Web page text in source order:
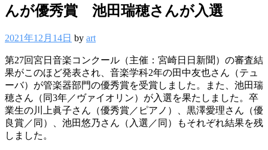
んが優秀賞 池田瑞穂さんが入選
2021年12月14日 by art
第27回宮日音楽コンクール（主催：宮崎日日新聞）の審査結
果がこのほど発表され、音楽学科2年の田中友也さん（テュ
ーバ）が管楽器部門の優秀賞を受賞しました。また、池田瑞
穂さん（同3年／ヴァイオリン）が入選を果たしました。卒
業生の川上眞子さん（優秀賞／ピアノ）、黒澤愛理さん（優
良賞／同）、池田悠乃さん（入選／同）もそれぞれ結果を残
しました。